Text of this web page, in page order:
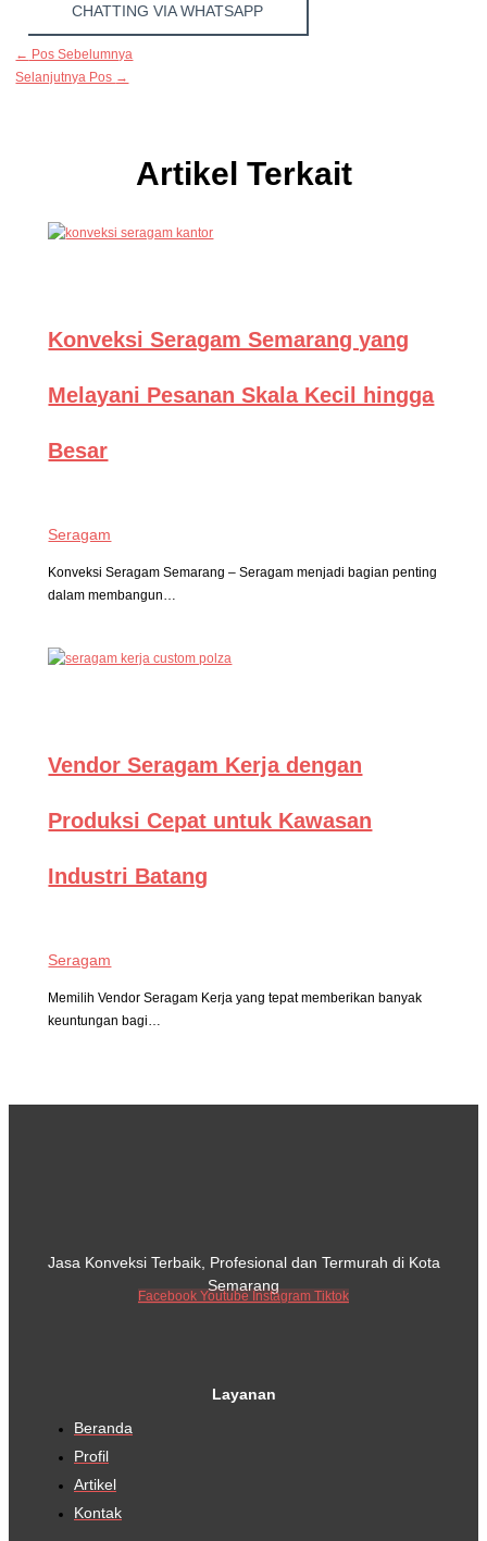
CHATTING VIA WHATSAPP
← Pos Sebelumnya
Selanjutnya Pos →
Artikel Terkait
Konveksi Seragam Semarang yang
Melayani Pesanan Skala Kecil hingga
Besar
Seragam
Konveksi Seragam Semarang – Seragam menjadi bagian penting
dalam membangun…
Vendor Seragam Kerja dengan
Produksi Cepat untuk Kawasan
Industri Batang
Seragam
Memilih Vendor Seragam Kerja yang tepat memberikan banyak
keuntungan bagi…
Jasa Konveksi Terbaik, Profesional dan Termurah di Kota
Semarang
Facebook Youtube Instagram Tiktok
Layanan
Beranda
Profil
Artikel
Kontak